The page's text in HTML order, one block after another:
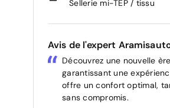
Sellerie mi-TEP / tissu
Avis de l'expert
Découvrez une nouvelle
garantissant une
offre un confort optimal,
sans compromis.